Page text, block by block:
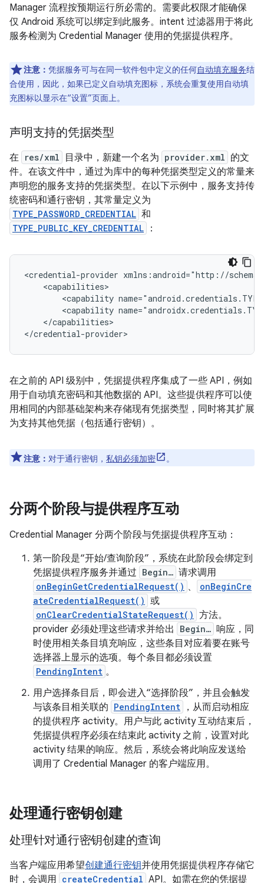
Manager 流程按预期运行所必需的。需要此权限才能确保
仅 Android 系统可以绑定到此服务。intent 过滤器用于将此
服务检测为 Credential Manager 使用的凭据提供程序。
注意： 凭据服务可与在同一软件包中定义的任何自动填充服务结
合使用，因此，如果已定义自动填充图标，系统会重复使用自动填
充图标以显示在“设置”页面上。
声明支持的凭据类型
在 res/xml 目录中，新建一个名为 provider.xml 的文
件。在该文件中，通过为库中的每种凭据类型定义的常量来
声明您的服务支持的凭据类型。在以下示例中，服务支持传
统密码和通行密钥，其常量定义为
TYPE_PASSWORD_CREDENTIAL 和
TYPE_PUBLIC_KEY_CREDENTIAL ：
<credential-provider
<capability
<capability
</capabilities>
在之前的 API 级别中，凭据提供程序集成了一些 API，例如
用于自动填充密码和其他数据的 API。这些提供程序可以使
用相同的内部基础架构来存储现有凭据类型，同时将其扩展
为支持其他凭据（包括通行密钥）。
注意： 对于通行密钥， 私钥必须加密 。
分两个阶段与提供程序互动
Credential Manager 分两个阶段与凭据提供程序互动：
第一阶段是“开始/查询阶段” ，系统在此阶段会绑定到
凭据提供程序服务并通过 Begin… 请求调用
onBeginGetCredentialRequest() 、
onBeginCre
ateCredentialRequest() 或
onClearCredentialStateRequest() 方法。
provider 必须处理这些请求并给出
Begin… 响应，同
时使用相关条目填充响应，这些条目对应着要在账号
选择器上显示的选项。每个条目都必须设置
PendingIntent 。
用户选择条目后，即会进入“选择阶段” ，并且会触发
与该条目相关联的 PendingIntent
，从而启动相应
的提供程序 activity。用户与此 activity 互动结束后，
凭据提供程序必须在结束此 activity 之前，设置对此
activity 结果的响应。然后，系统会将此响应发送给
调用了 Credential Manager 的客户端应用。
处理通行密钥创建
处理针对通行密钥创建的查询
当客户端应用希望创建通行密钥并使用凭据提供程序存储它
时，会调用 createCredential API。如需在您的凭据提